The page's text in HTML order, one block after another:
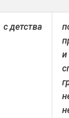
с детства
и